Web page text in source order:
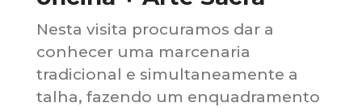
Nesta visita procuramos dar a
conhecer uma marcenaria
tradicional e simultaneamente a
talha, fazendo um enquadramento